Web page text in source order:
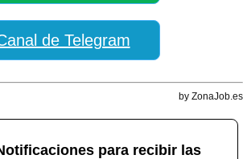
de Telegram
by ZonaJob.es
para recibir las